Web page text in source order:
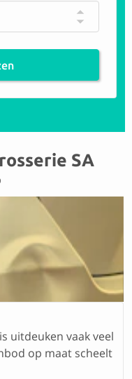
SA
uitdeuken vaak veel
op maat scheelt